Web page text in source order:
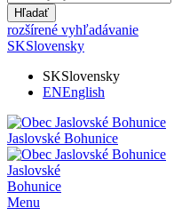
Hľadať
rozšírené vyhľadávanie
SKSlovensky
SKSlovensky
ENEnglish
Jaslovské Bohunice
Jaslovské
Bohunice
Menu